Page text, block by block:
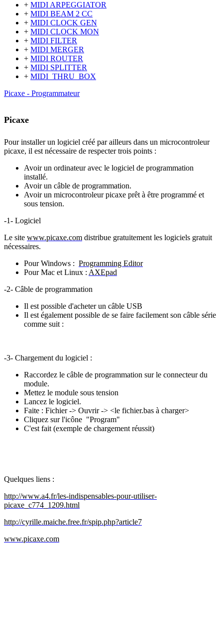
+ MIDI ARPEGGIATOR
+ MIDI BEAM 2 CC
+ MIDI CLOCK GEN
+ MIDI CLOCK MON
+ MIDI FILTER
+ MIDI MERGER
+ MIDI ROUTER
+ MIDI SPLITTER
+ MIDI_THRU_BOX
Picaxe - Programmateur
Picaxe
Pour installer un logiciel créé par ailleurs dans un microcontroleur
picaxe, il est nécessaire de respecter trois points :
Avoir un ordinateur avec le logiciel de programmation
installé.
Avoir un câble de programmation.
Avoir un microcontroleur picaxe prêt à être programmé et
sous tension.
-1- Logiciel
Le site www.picaxe.com distribue gratuitement les logiciels gratuit
nécessaires.
Pour Windows : Programming Editor
Pour Mac et Linux : AXEpad
-2- Câble de programmation
Il est possible d'acheter un câble USB
Il est également possible de se faire facilement son câble série
comme suit :
-3- Chargement du logiciel :
Raccordez le câble de programmation sur le connecteur du
module.
Mettez le module sous tension
Lancez le logiciel.
Faite : Fichier -> Ouvrir -> <le fichier.bas à charger>
Cliquez sur l'icône "Program"
C'est fait (exemple de chargement réussit)
Quelques liens :
http://www.a4.fr/les-indispensables-pour-utiliser-
picaxe_c774_1209.html
http://cyrille.maiche.free.fr/spip.php?article7
www.picaxe.com